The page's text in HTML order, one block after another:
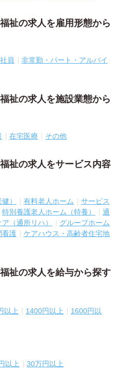
祉の求人を雇用形態から
員
非常勤・パート・アルバイ
祉の求人を施設業態から
在宅医療 その他
祉の求人をサービス内容
） 有料老人ホーム
サービス
特別養護老人ホーム（特養）
通
（通所リハ）
グループホーム
看護
ケアハウス・高齢者住宅地
祉の求人を給与から探す
以上 1400円以上
1600円以
以上 30万円以上